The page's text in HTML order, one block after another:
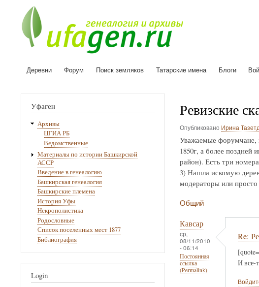
Основная
Деревни Форум Поиск земляков Татарские имена Блоги
Ревизские
Опубликовано Ирина
Уважаемые форумчане,
1850г, а более
район). Есть три
3) Нашла искомую
модераторы или
Общий
Кавсар
ср,
08/11/2010
- 06:14
Постоянная
ссылка
(Permalink)
Re:
И все-
Уфаген
Архивы
ЦГИА РБ
Ведомственные
Материалы по истории Башкирской
АССР
Введение в генеалогию
Башкирская генеалогия
Башкирские племена
История Уфы
Некрополистика
Родословные
Список поселенных мест 1877
Библиография
Login